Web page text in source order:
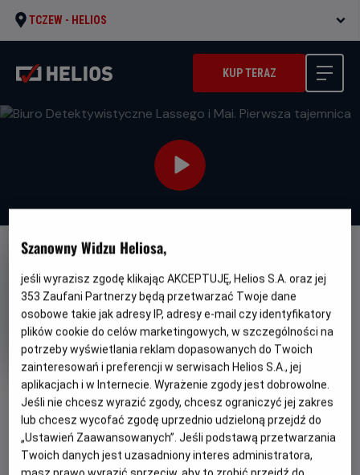
TCZEW - HELIOS
KUP TERAZ
DUBBING
OBSERWUJ
Biuro Detektywistyczne
Lassego i Mai. Pierwsza
tajemnica
Gatunek
Familijny
Minimalny
wiek
Od 6 lat
Czas
trwania
95 min
Kraj
i
rok
produkcji
Szwecja (2018)
PREMIERA WIĘCEJ SZCZEGÓŁÓW
Szanowny Widzu Heliosa,
jeśli wyrazisz zgodę klikając AKCEPTUJĘ, Helios S.A. oraz jej
353 Zaufani Partnerzy będą przetwarzać Twoje dane
osobowe takie jak adresy IP, adresy e-mail czy identyfikatory
plików cookie do celów marketingowych, w szczególności na
potrzeby wyświetlania reklam dopasowanych do Twoich
zainteresowań i preferencji w serwisach Helios S.A., jej
aplikacjach i w Internecie. Wyrażenie zgody jest dobrowolne.
Jeśli nie chcesz wyrazić zgody, chcesz ograniczyć jej zakres
lub chcesz wycofać zgodę uprzednio udzieloną przejdź do
„Ustawień Zaawansowanych”. Jeśli podstawą przetwarzania
Twoich danych jest uzasadniony interes administratora,